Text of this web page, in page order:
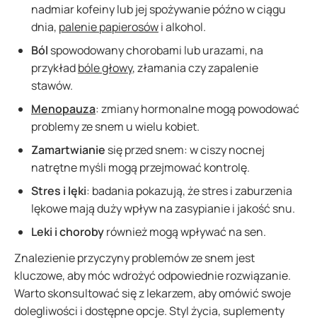
nadmiar kofeiny lub jej spożywanie późno w ciągu
dnia, palenie papierosówi alkohol.
Ból spowodowany chorobami lub urazami, na
przykładbóle głowy, złamania czy zapalenie
stawów.
Menopauza: zmiany hormonalne mogą powodować
problemy ze snem u wielu kobiet.
Zamartwianie się przed snem: w ciszy nocnej
natrętne myśli mogą przejmować kontrolę.
Stres i lęki: badania pokazują, że stres i zaburzenia
lękowe mają duży wpływ na zasypianie i jakość snu.
Leki i chorobyrównież mogą wpływać na sen.
Znalezienie przyczyny problemów ze snem jest
kluczowe, aby móc wdrożyć odpowiednie rozwiązanie.
Warto skonsultować się z lekarzem, aby omówić swoje
dolegliwości i dostępne opcje. Styl życia, suplementy